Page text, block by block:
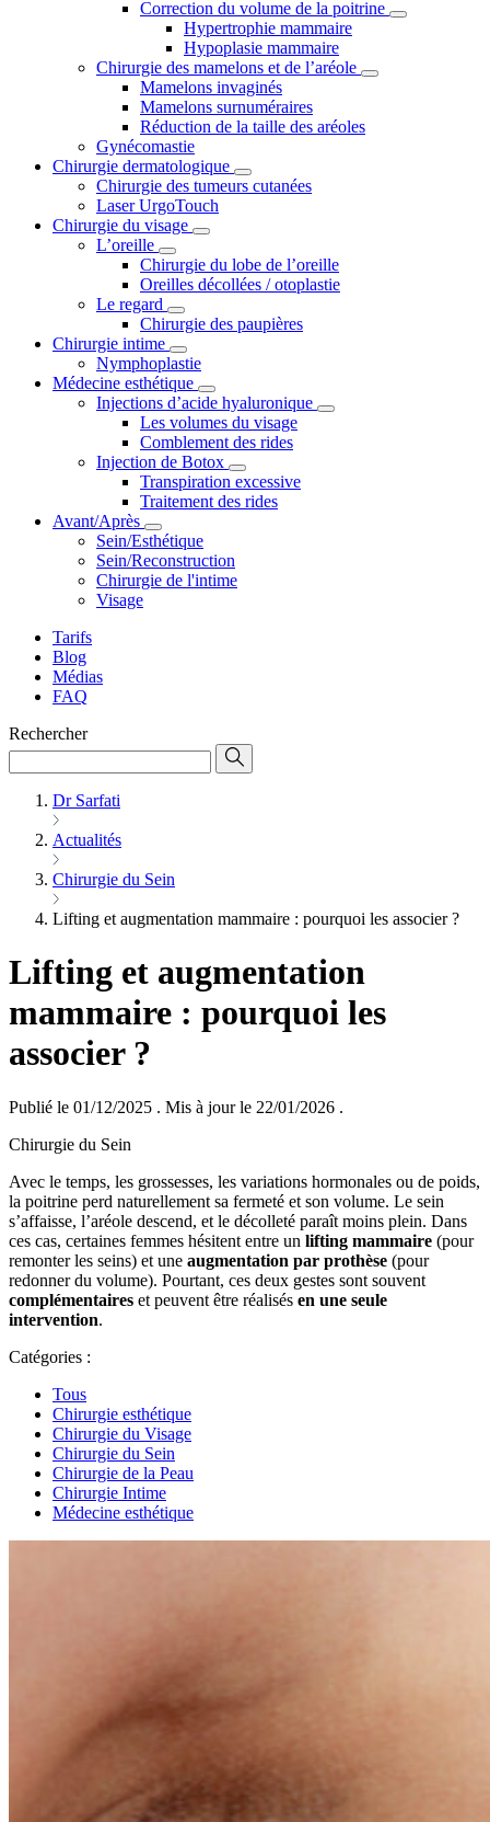
Correction du volume de la poitrine
Hypertrophie mammaire
Hypoplasie mammaire
Chirurgie des mamelons et de l’aréole
Mamelons invaginés
Mamelons surnuméraires
Réduction de la taille des aréoles
Gynécomastie
Chirurgie dermatologique
Chirurgie des tumeurs cutanées
Laser UrgoTouch
Chirurgie du visage
L’oreille
Chirurgie du lobe de l’oreille
Oreilles décollées / otoplastie
Le regard
Chirurgie des paupières
Chirurgie intime
Nymphoplastie
Médecine esthétique
Injections d’acide hyaluronique
Les volumes du visage
Comblement des rides
Injection de Botox
Transpiration excessive
Traitement des rides
Avant/Après
Sein/Esthétique
Sein/Reconstruction
Chirurgie de l'intime
Visage
Tarifs
Blog
Médias
FAQ
Rechercher
Dr Sarfati
Actualités
Chirurgie du Sein
Lifting et augmentation mammaire : pourquoi les associer ?
Lifting et augmentation
mammaire : pourquoi les
associer ?
Publié le 01/12/2025 . Mis à jour le 22/01/2026 .
Chirurgie du Sein
Avec le temps, les grossesses, les variations hormonales ou de poids,
la poitrine perd naturellement sa fermeté et son volume. Le sein
s’affaisse, l’aréole descend, et le décolleté paraît moins plein. Dans
ces cas, certaines femmes hésitent entre un lifting mammaire (pour
remonter les seins) et une augmentation par prothèse (pour
redonner du volume). Pourtant, ces deux gestes sont souvent
complémentaires et peuvent être réalisés en une seule
intervention.
Catégories :
Tous
Chirurgie esthétique
Chirurgie du Visage
Chirurgie du Sein
Chirurgie de la Peau
Chirurgie Intime
Médecine esthétique